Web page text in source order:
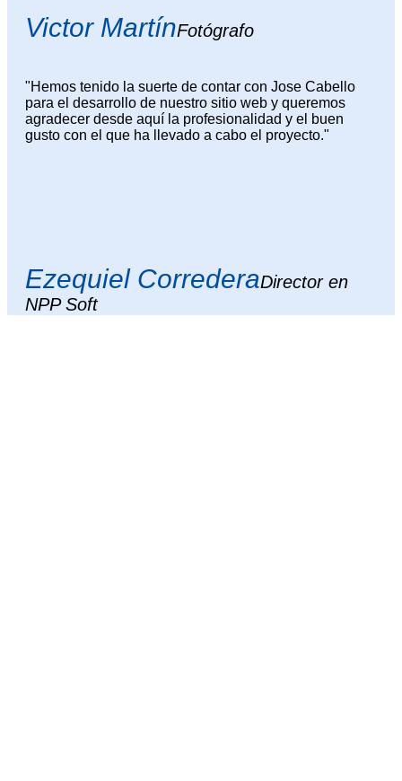
Victor MartínFotógrafo
"Hemos tenido la suerte de contar con Jose Cabello
para el desarrollo de nuestro sitio web y queremos
agradecer desde aquí la profesionalidad y el buen
gusto con el que ha llevado a cabo el proyecto."
Ezequiel CorrederaDirector en
NPP Soft